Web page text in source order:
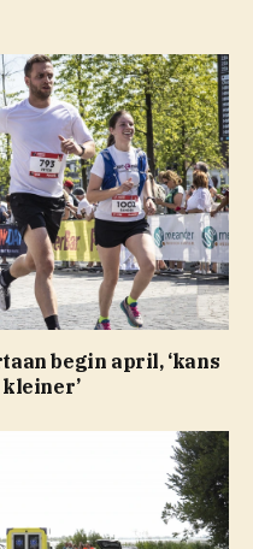
begin april, ‘kans